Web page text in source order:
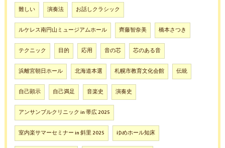
難しい 演奏法 お話しクラシック
ルケレス南円山ミュージアムホール 齊藤智奈美 橋本さつき
テクニック 目的 応用 音の芯 芯のある音
浜離宮朝日ホール 北海道本選 札幌市教育文化会館 伝統
自己顕示 自己満足 音楽史 演奏史
アンサンブルクリニック in 帯広 2025
室内楽サマーセミナー in 斜里 2025 ゆめホール知床